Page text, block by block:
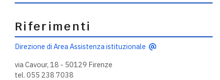
Riferimenti
Direzione di Area Assistenza istituzionale
via Cavour, 18 - 50129 Firenze
tel. 055 238 7038